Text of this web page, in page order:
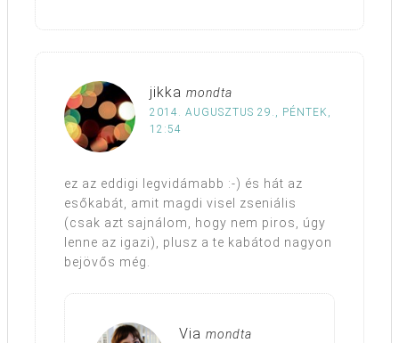
jikka mondta
2014. AUGUSZTUS 29., PÉNTEK,
12:54
ez az eddigi legvidámabb :-) és hát az
esőkabát, amit magdi visel zseniális
(csak azt sajnálom, hogy nem piros, úgy
lenne az igazi), plusz a te kabátod nagyon
bejövős még.
Via mondta